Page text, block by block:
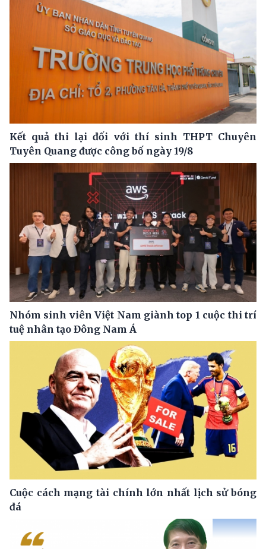
Kết quả thi lại đối với thí sinh THPT Chuyên
Tuyên Quang được công bố ngày 19/8
Nhóm sinh viên Việt Nam giành top 1 cuộc thi trí
tuệ nhân tạo Đông Nam Á
Cuộc cách mạng tài chính lớn nhất lịch sử bóng
đá